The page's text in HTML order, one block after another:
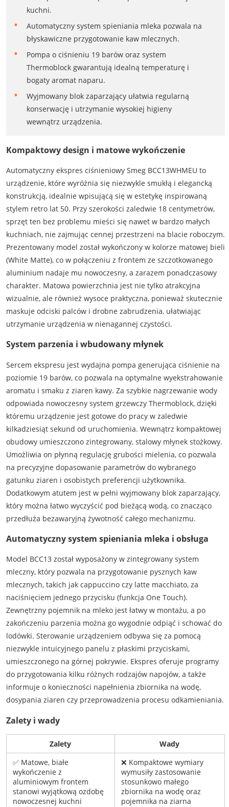
kuchni.
Automatyczny system spieniania mleka pozwala na
błyskawiczne przygotowanie kaw mlecznych.
Pompa o ciśnieniu 19 barów oraz system
Thermoblock gwarantują idealną temperaturę i
bogaty aromat naparu.
Wyjmowany blok zaparzający ułatwia regularną
konserwację i utrzymanie wysokiej higieny
wewnątrz urządzenia.
Kompaktowy design i matowe wykończenie
Automatyczny ekspres ciśnieniowy Smeg BCC13WHMEU to
urządzenie, które wyróżnia się niezwykle smukłą i elegancką
konstrukcją, idealnie wpisującą się w estetykę inspirowaną
stylem retro lat 50. Przy szerokości zaledwie 18 centymetrów,
sprzęt ten bez problemu mieści się nawet w bardzo małych
kuchniach, nie zajmując cennej przestrzeni na blacie roboczym.
Prezentowany model został wykończony w kolorze matowej bieli
(White Matte), co w połączeniu z frontem ze szczotkowanego
aluminium nadaje mu nowoczesny, a zarazem ponadczasowy
charakter. Matowa powierzchnia jest nie tylko atrakcyjna
wizualnie, ale również wysoce praktyczna, ponieważ skutecznie
maskuje odciski palców i drobne zabrudzenia, ułatwiając
utrzymanie urządzenia w nienagannej czystości.
System parzenia i wbudowany młynek
Sercem ekspresu jest wydajna pompa generująca ciśnienie na
poziomie 19 barów, co pozwala na optymalne wyekstrahowanie
aromatu i smaku z ziaren kawy. Za szybkie nagrzewanie wody
odpowiada nowoczesny system grzewczy Thermoblock, dzięki
któremu urządzenie jest gotowe do pracy w zaledwie
kilkadziesiąt sekund od uruchomienia. Wewnątrz kompaktowej
obudowy umieszczono zintegrowany, stalowy młynek stożkowy.
Umożliwia on płynną regulację grubości mielenia, co pozwala
na precyzyjne dopasowanie parametrów do wybranego
gatunku ziaren i osobistych preferencji użytkownika.
Dodatkowym atutem jest w pełni wyjmowany blok zaparzający,
który można łatwo wyczyścić pod bieżącą wodą, co znacząco
przedłuża bezawaryjną żywotność całego mechanizmu.
Automatyczny system spieniania mleka i obsługa
Model BCC13 został wyposażony w zintegrowany system
mleczny, który pozwala na przygotowanie pysznych kaw
mlecznych, takich jak cappuccino czy latte macchiato, za
naciśnięciem jednego przycisku (funkcja One Touch).
Zewnętrzny pojemnik na mleko jest łatwy w montażu, a po
zakończeniu parzenia można go wygodnie odpiąć i schować do
lodówki. Sterowanie urządzeniem odbywa się za pomocą
niezwykle intuicyjnego panelu z płaskimi przyciskami,
umieszczonego na górnej pokrywie. Ekspres oferuje programy
do przygotowania kilku różnych rodzajów napojów, a także
informuje o konieczności napełnienia zbiornika na wodę,
dosypania ziaren czy przeprowadzenia procesu odkamieniania.
Zalety i wady
Zalety
Wady
✅ Matowe, białe
wykończenie z
aluminiowym frontem
stanowi wyjątkową ozdobę
nowoczesnej kuchni
❌ Kompaktowe wymiary
wymusiły zastosowanie
stosunkowo małego
zbiornika na wodę oraz
pojemnika na ziarna